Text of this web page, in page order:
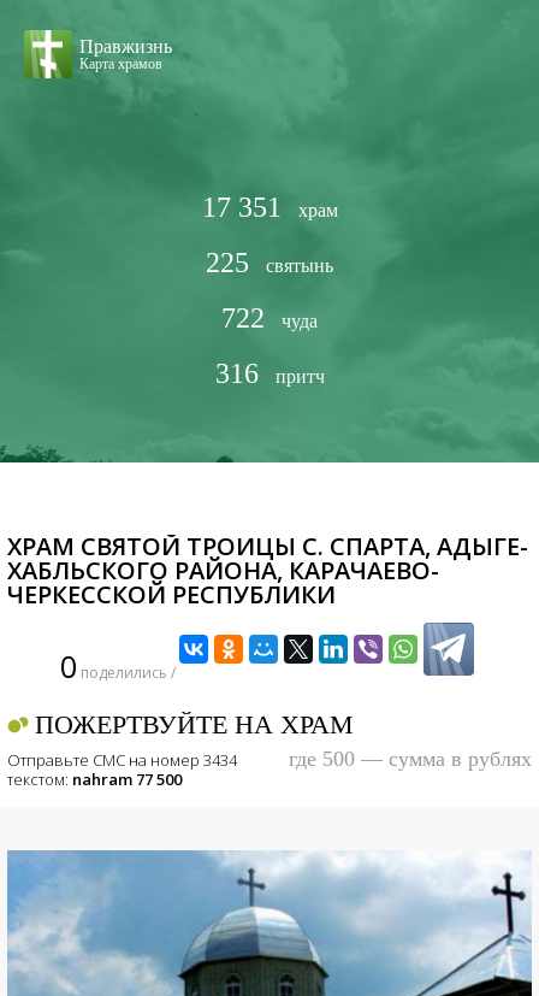
Правжизнь
Карта храмов
17 351 храм
225 святынь
722 чуда
316 притч
ХРАМ СВЯТОЙ ТРОИЦЫ С. СПАРТА, АДЫГЕ-
ХАБЛЬСКОГО РАЙОНА, КАРАЧАЕВО-
ЧЕРКЕССКОЙ РЕСПУБЛИКИ
0 поделились /
ПОЖЕРТВУЙТЕ НА ХРАМ
Отправьте СМС на номер 3434
текстом: nahram 77 500
где 500 — сумма в рублях